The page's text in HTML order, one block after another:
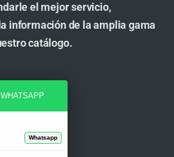
el mejor servicio,
información de la amplia gama
catálogo.
Whatsapp